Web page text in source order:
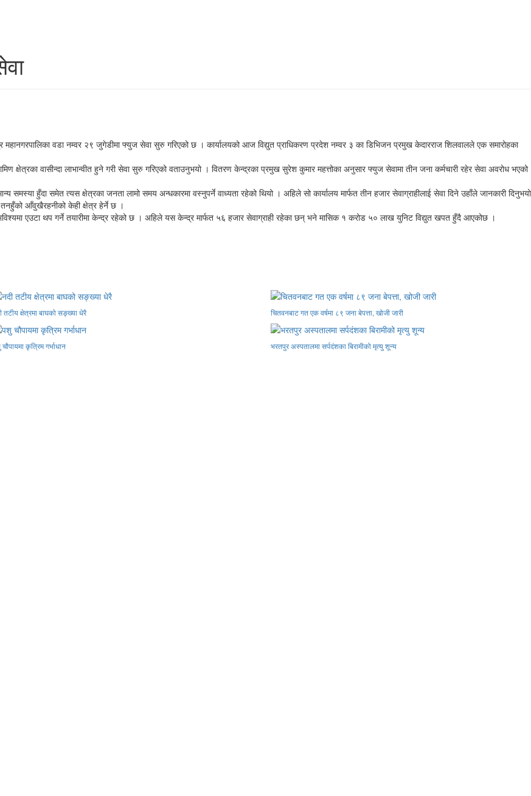
महानगरपालिका वडा नम्वर २९ जुगेडीमा फ्युज सेवा सुरु गरिएको छ । कार्यालयको आज विद्युत प्राधिकरण प्रदेश नम्वर ३ का डिभिजन प्रमुख केदारराज शिलवालले एक समारोहका
क्षेत्रका वासीन्दा लाभान्वीत हुने गरी सेवा सुरु गरिएको वताउनुभयो । वितरण केन्द्रका प्रमुख सुरेश कुमार महत्तोका अनुसार फ्युज सेवामा तीन जना कर्मचारी रहेर सेवा अवरोध भएको
समस्या हुँदा समेत त्यस क्षेत्रका जनता लामो समय अन्धकारमा वस्नुपर्ने वाध्यता रहेको थियो । अहिले सो कार्यालय मार्फत तीन हजार सेवाग्राहीलाई सेवा दिने उहाँले जानकारी दिनुभयो
तनहुँको आँवुखैरहनीको केही क्षेत्र हेर्ने छ ।
एउटा थप गर्ने तयारीमा केन्द्र रहेको छ । अहिले यस केन्द्र मार्फत ५६ हजार सेवाग्राही रहेका छन् भने मासिक १ करोड ५० लाख युनिट विद्युत खपत हुँदै आएकोछ ।
तटीय क्षेत्रमा बाघको सङ्ख्या धेरै चितवनबाट गत एक वर्षमा ८९ जना बेपत्ता, खोजी जारी
कृत्रिम गर्भाधान भरतपुर अस्पतालमा सर्पदंशका बिरामीको मृत्यु शून्य